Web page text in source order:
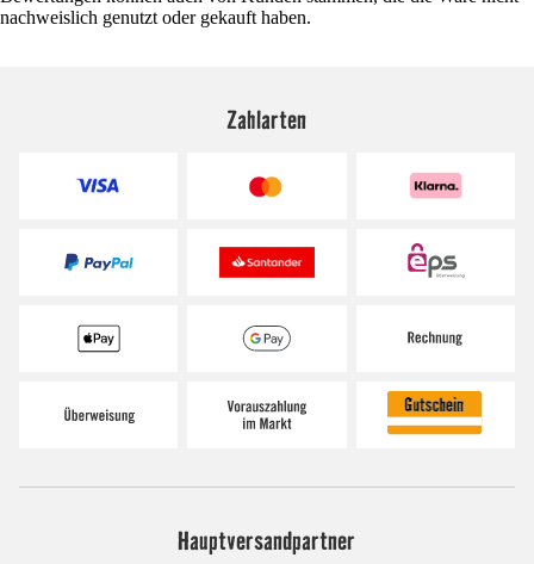
nachweislich genutzt oder gekauft haben.
Zahlarten
Hauptversandpartner